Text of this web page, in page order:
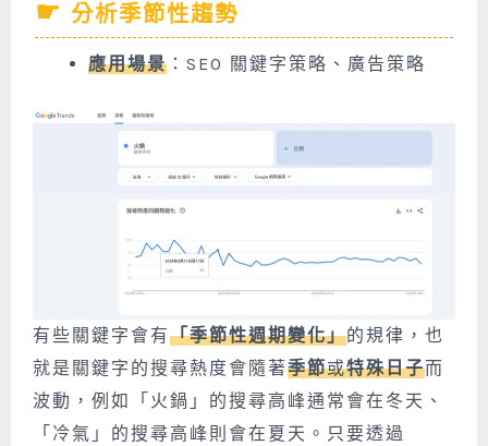
分析季節性趨勢
應用場景 ：SEO 關鍵字策略、廣告策略
有些關鍵字會有「季節性週期變化」的規律，也
就是關鍵字的搜尋熱度會隨著季節或特殊日子而
波動，例如「火鍋」的搜尋高峰通常會在冬天、
「冷氣」的搜尋高峰則會在夏天。只要透過